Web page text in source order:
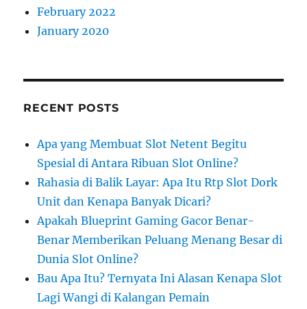
February 2022
January 2020
RECENT POSTS
Apa yang Membuat Slot Netent Begitu
Spesial di Antara Ribuan Slot Online?
Rahasia di Balik Layar: Apa Itu Rtp Slot Dork
Unit dan Kenapa Banyak Dicari?
Apakah Blueprint Gaming Gacor Benar-
Benar Memberikan Peluang Menang Besar di
Dunia Slot Online?
Bau Apa Itu? Ternyata Ini Alasan Kenapa Slot
Lagi Wangi di Kalangan Pemain